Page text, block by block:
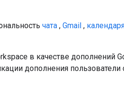
чата , Gmail ,
в качестве дополнений
дополнения пользователи